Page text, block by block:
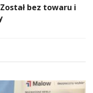
bez towaru i